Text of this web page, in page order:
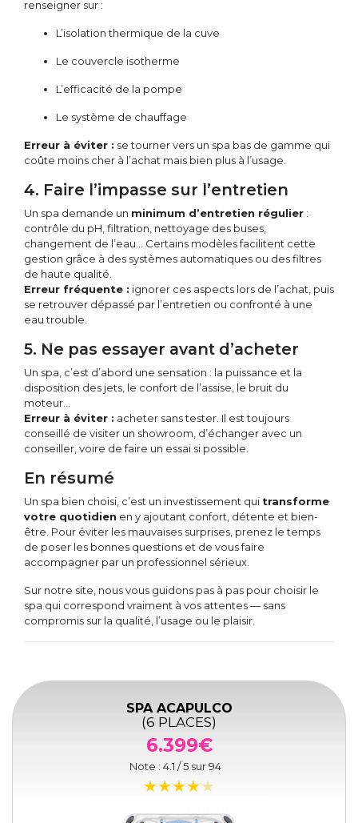
renseigner sur :
L’isolation thermique de la cuve
Le couvercle isotherme
L’efficacité de la pompe
Le système de chauffage
Erreur à éviter : se tourner vers un spa bas de gamme qui
coûte moins cher à l’achat mais bien plus à l’usage.
4. Faire l’impasse sur l’entretien
Un spa demande un minimum d’entretien régulier :
contrôle du pH, filtration, nettoyage des buses,
changement de l’eau… Certains modèles facilitent cette
gestion grâce à des systèmes automatiques ou des filtres
de haute qualité.
Erreur fréquente : ignorer ces aspects lors de l’achat, puis
se retrouver dépassé par l’entretien ou confronté à une
eau trouble.
5. Ne pas essayer avant d’acheter
Un spa, c’est d’abord une sensation : la puissance et la
disposition des jets, le confort de l’assise, le bruit du
moteur…
Erreur à éviter : acheter sans tester. Il est toujours
conseillé de visiter un showroom, d’échanger avec un
conseiller, voire de faire un essai si possible.
En résumé
Un spa bien choisi, c’est un investissement qui transforme
votre quotidien en y ajoutant confort, détente et bien-
être. Pour éviter les mauvaises surprises, prenez le temps
de poser les bonnes questions et de vous faire
accompagner par un professionnel sérieux.
Sur notre site, nous vous guidons pas à pas pour choisir le
spa qui correspond vraiment à vos attentes — sans
compromis sur la qualité, l’usage ou le plaisir.
SPA ACAPULCO
(6 PLACES)
6.399€
Note : 4.1 / 5 sur94